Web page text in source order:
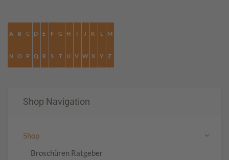
A B C D E F G H I J K L M
N O P Q R S T U V W X Y Z
Shop Navigation
Shop
Broschüren Ratgeber